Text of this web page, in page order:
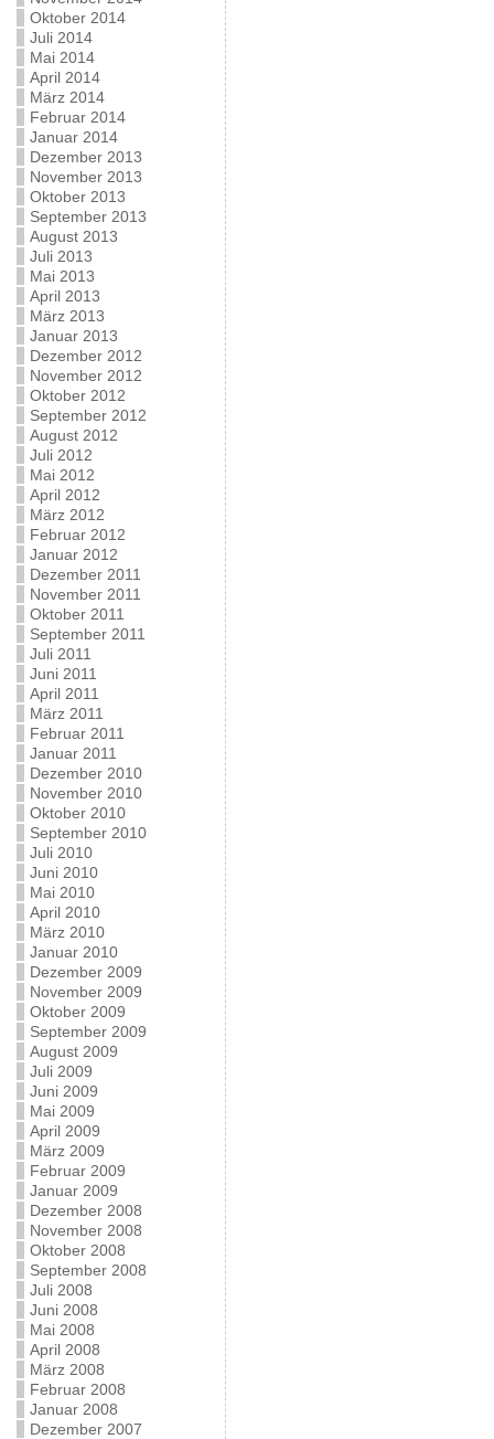
Oktober 2014
Juli 2014
Mai 2014
April 2014
März 2014
Februar 2014
Januar 2014
Dezember 2013
November 2013
Oktober 2013
September 2013
August 2013
Juli 2013
Mai 2013
April 2013
März 2013
Januar 2013
Dezember 2012
November 2012
Oktober 2012
September 2012
August 2012
Juli 2012
Mai 2012
April 2012
März 2012
Februar 2012
Januar 2012
Dezember 2011
November 2011
Oktober 2011
September 2011
Juli 2011
Juni 2011
April 2011
März 2011
Februar 2011
Januar 2011
Dezember 2010
November 2010
Oktober 2010
September 2010
Juli 2010
Juni 2010
Mai 2010
April 2010
März 2010
Januar 2010
Dezember 2009
November 2009
Oktober 2009
September 2009
August 2009
Juli 2009
Juni 2009
Mai 2009
April 2009
März 2009
Februar 2009
Januar 2009
Dezember 2008
November 2008
Oktober 2008
September 2008
Juli 2008
Juni 2008
Mai 2008
April 2008
März 2008
Februar 2008
Januar 2008
Dezember 2007